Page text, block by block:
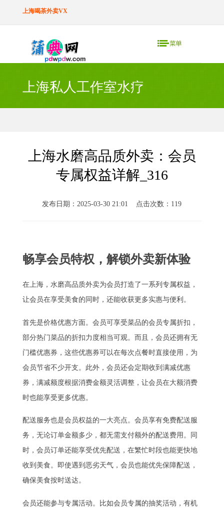
上海喝茶外卖VX
上海私人工作室水疗
上海水磨高品质外卖：会员
专属权益详解_316
发布日期：2025-03-30 21:01 点击次数：119
畅享会员特权，解锁外卖新体验
在上海，水磨高品质外卖为会员打造了一系列专属权益，
让会员在享受美食的同时，还能收获更多实惠与便利。
首先是价格优惠方面。会员可享受菜品的会员专属折扣，
部分热门菜品的折扣力度相当可观。而且，会员还拥有无
门槛优惠券，这些优惠券可以在每次点餐时直接使用，为
会员节省不少开支。此外，会员还会定期收到满减优惠
券，满减额度根据消费金额灵活调整，让会员在大额消费
时也能享受更多优惠。
配送服务也是会员权益的一大亮点。会员享有免费配送服
务，无论订单金额多少，都无需支付额外的配送费用。同
时，会员订单还能享受优先配送，在繁忙时段也能更快地
收到美食。即使遇到恶劣天气，会员也能优先保障配送，
确保美食按时送达。
会员还能参与专属活动。比如会员专属的抽奖活动，有机